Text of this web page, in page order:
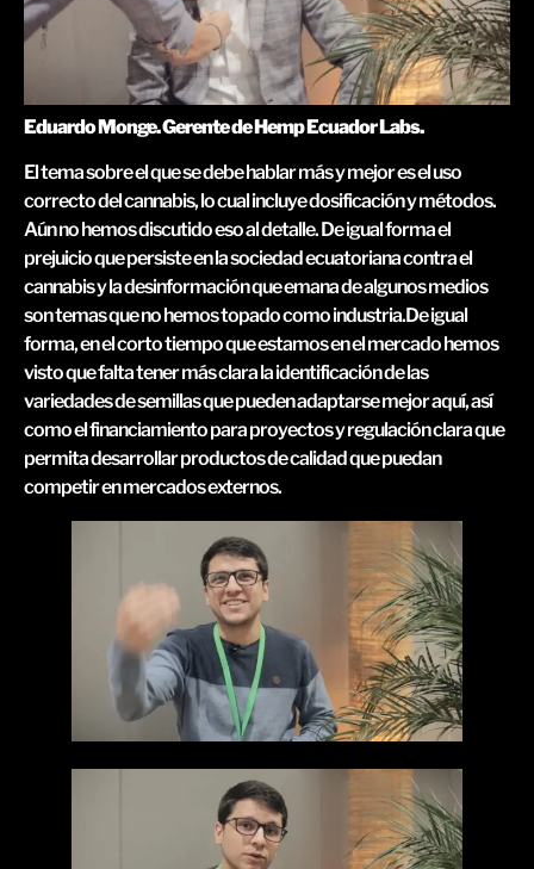
Eduardo Monge. Gerente de Hemp Ecuador Labs.
El tema sobre el que se debe hablar más y mejor es el uso
correcto del cannabis, lo cual incluye dosificación y métodos.
Aún no hemos discutido eso al detalle. De igual forma el
prejuicio que persiste en la sociedad ecuatoriana contra el
cannabis y la desinformación que emana de algunos medios
son temas que no hemos topado como industria.De igual
forma, en el corto tiempo que estamos en el mercado hemos
visto que falta tener más clara la identificación de las
variedades de semillas que pueden adaptarse mejor aquí, así
como el financiamiento para proyectos y regulación clara que
permita desarrollar productos de calidad que puedan
competir en mercados externos.